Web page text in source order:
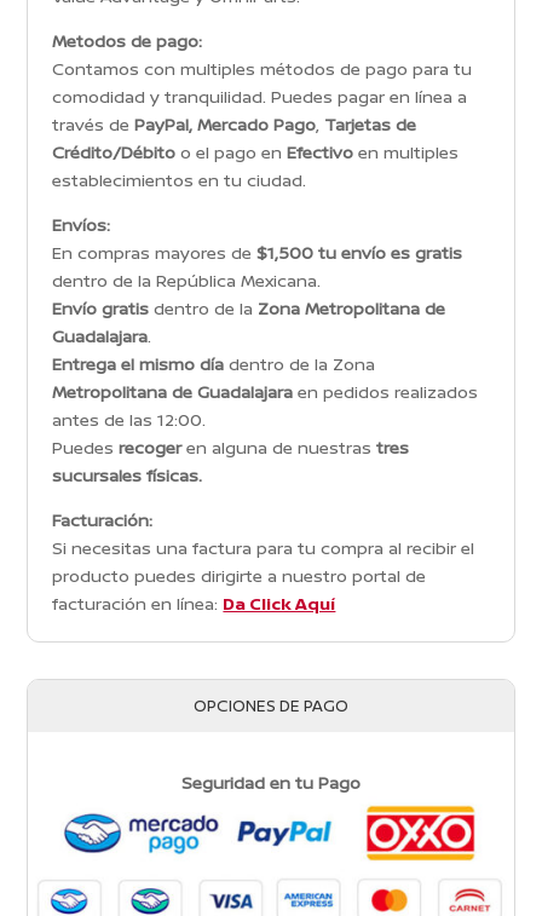
Metodos de pago:
Contamos con multiples métodos de pago para tu
comodidad y tranquilidad. Puedes pagar en línea a
través dePayPal, Mercado Pago Tarjetas de
Crédito/Débito o el pago enEfectivo en multiples
establecimientos en tu ciudad.
Envíos:
En compras mayores de$1,500 tu envío es gratis
dentro de la República Mexicana.
Envío gratis dentro de la Zona Metropolitana de
Guadalajara
Entrega el mismo día dentro de la Zona
Metropolitana de Guadalajara en pedidos realizados
antes de las 12:00.
Puedesrecogeren alguna de nuestrastres
sucursales físicas.
Facturación:
Si necesitas una factura para tu compra al recibir el
producto puedes dirigirte a nuestro portal de
facturación en línea: Da Click Aquí
OPCIONES DE PAGO
Seguridad en tu Pago